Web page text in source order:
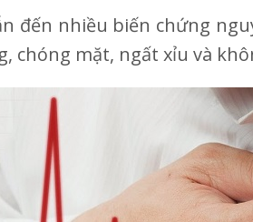
nhiều biến chứng
mặt, ngất xỉu và